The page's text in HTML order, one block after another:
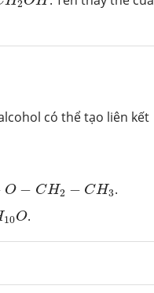
2
có thể tạo liên kết
O − CH2 − CH3
−C 2−C
.
10O
10O.